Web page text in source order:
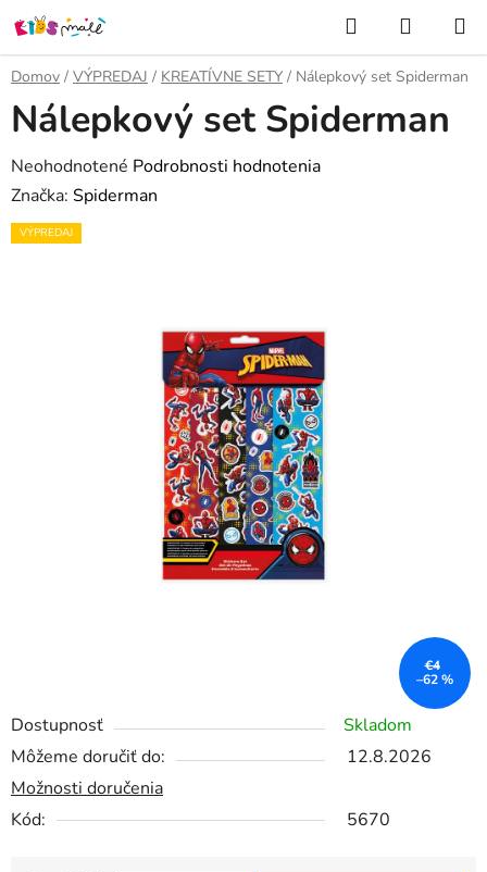
Prejsť
na
obsah
Hľadať
KOŠÍK
Domov / VÝPREDAJ / KREATÍVNE SETY / Nálepkový set Spiderman
Dostupnosť
Skladom
Môžeme doručiť do:
12.8.2026
Možnosti doručenia
Kód:
5670
Nálepkový set Spiderman
Priemerné
hodnotenie
produktu
Neohodnotené Podrobnosti hodnotenia
Značka: Spiderman
VÝPREDAJ
€4
–62 %